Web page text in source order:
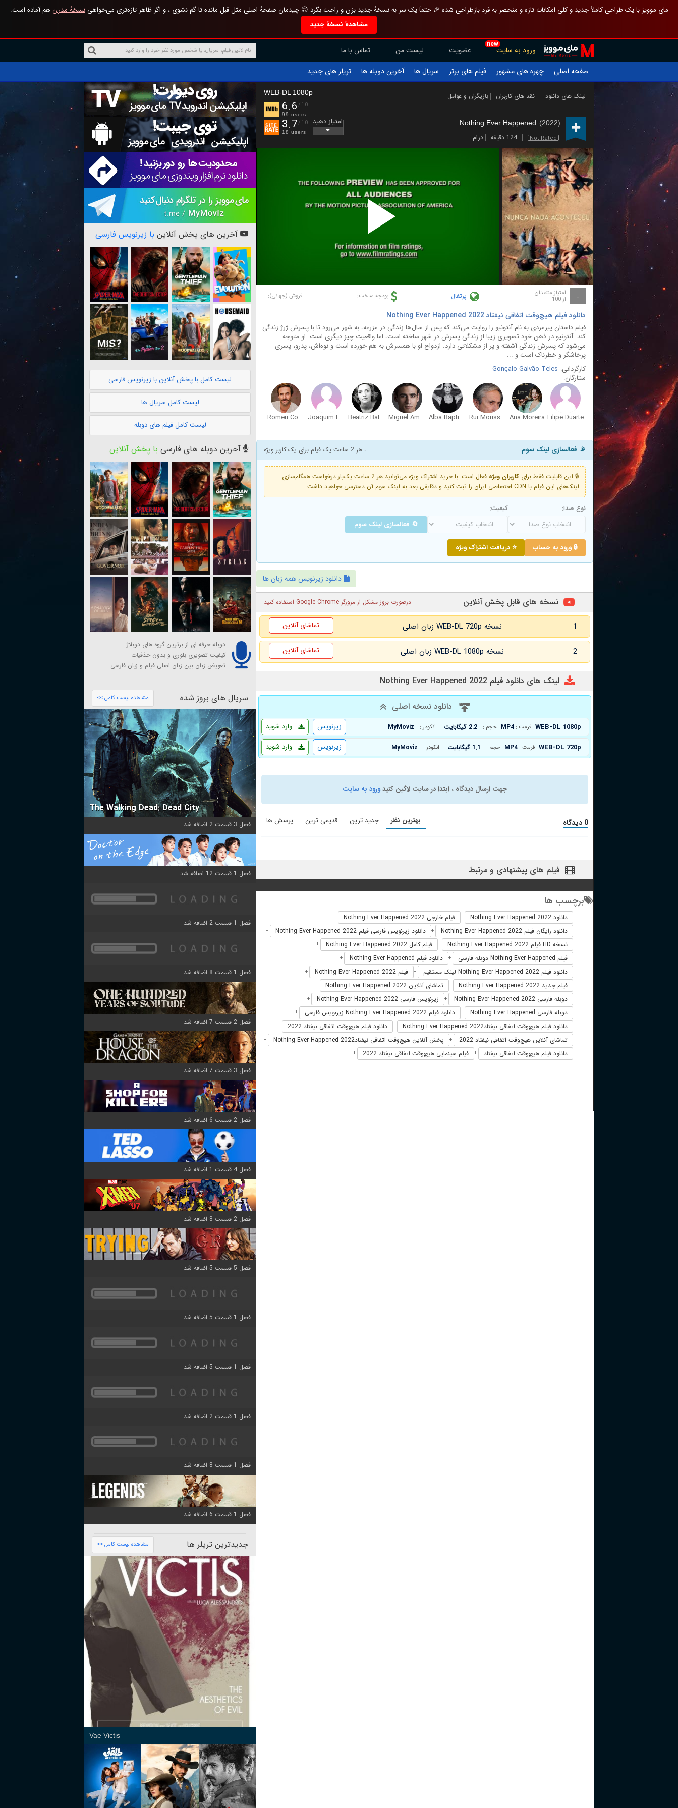
مای موویز با یک طراحی کاملاً جدید و کلی امکانات تازه و منحصر به فرد بازطراحی شده 🎉 حتماً یک سر به نسخهٔ جدید بزن و راحت بگرد 😊 چیدمان صفحهٔ اصلی مثل قبل مانده تا گم نشوی ، و اگر ظاهر تازه‌تری می‌خواهینسخهٔ مدرن هم آماده است.
مشاهدهٔ نسخهٔ جدید
new
ورود به سایت عضویت لیست من
تماس با ما
صفحه اصلی
چهره های مشهور فیلم های برتر سریال ها آخرین دوبله ها تریلر های جدید
لینک های دانلود نقد های کاربران بازیگران و عوامل
Nothing Ever Happened (2022)
Not Rated 124 دقیقه درام
WEB-DL 1080p
6.6 /10
99 users
3.7/10
18 users
امتیاز دهید
Play
Video
- امتیاز منتقدان
از 100 پرتغال بودجه ساخت: - فروش (جهانی): -
دانلود فیلم هیچ‌وقت اتفاقی نیفتاد Nothing Ever Happened 2022
فیلم داستان پیرمردی به نام آنتونیو را روایت می‌کند که پس از سال‌ها زندگی در مزرعه، به شهر می‌رود تا با پسرش ژرژ زندگی
کند. آنتونیو در ذهن خود تصویری زیبا از زندگی پسرش در شهر ساخته است، اما واقعیت چیز دیگری است. او متوجه
می‌شود که پسرش زندگی آشفته و پر از مشکلاتی دارد. ازدواج او با همسرش به هم خورده است و نوه‌اش، پدرو، پسری
پرخاشگر و خطرناک است و ...
کارگردانی: Gonçalo Galvão Teles
ستارگان:
Filipe Duarte
Ana Moreira
Rui Morisson
Alba Baptista
Miguel Amorim
Beatriz Batarda
Joaquim Leitão
Romeu Costa
📡 فعالسازی لینک سوم ، هر 2 ساعت یک فیلم برای یک کاربر ویژه
🔒 این قابلیت فقط برای کاربران ویژه
فعال است. با خرید اشتراک ویژه می‌توانید هر 2 ساعت یک‌بار درخواست همگام‌سازی
لینک‌های این فیلم با CDN اختصاصی ایران را ثبت کنید و دقایقی بعد به لینک سوم آن دسترسی خواهید داشت
نوع صدا: کیفیت:
🔄 فعالسازی لینک سوم
🔒 ورود به حساب ⭐ دریافت اشتراک ویژه
دانلود زیرنویس همه زبان ها
نسخه های قابل پخش آنلاین درصورت بروز مشکل از مرورگر Google Chrome استفاده کنید
1 نسخه WEB-DL 720p زبان اصلی تماشای آنلاین
2 نسخه WEB-DL 1080p زبان اصلی تماشای آنلاین
لینک های دانلود فیلم Nothing Ever Happened 2022
دانلود نسخه اصلی
WEB-DL 1080p فرمت : MP4 حجم : 2.2 گیگابایت انکودر : MyMoviz وارد شوید
زیرنویس
WEB-DL 720p فرمت : MP4 حجم : 1.1 گیگابایت انکودر : MyMoviz وارد شوید زیرنویس
جهت ارسال دیدگاه ، ابتدا در سایت لاگین کنیدورود به سایت
0 دیدگاه بهترین نظر جدید ترین قدیمی ترین پرسش ها
فیلم های پیشنهادی و مرتبط
برچسب ها
دانلود Nothing Ever Happened 2022 + فیلم خارجی Nothing Ever Happened 2022 +
دانلود رایگان فیلم Nothing Ever Happened 2022 + دانلود زیرنویس فارسی فیلم Nothing Ever Happened 2022 +
نسخه HD فیلم Nothing Ever Happened 2022 + فیلم کامل Nothing Ever Happened 2022 +
فیلم Nothing Ever Happened دوبله فارسی + دانلود فیلم Nothing Ever Happened +
دانلود فیلم Nothing Ever Happened 2022 لینک مستقیم + فیلم Nothing Ever Happened 2022 +
فیلم جدید Nothing Ever Happened 2022 + تماشای آنلاین Nothing Ever Happened 2022 +
دوبله فارسی Nothing Ever Happened 2022 + زیرنویس فارسی Nothing Ever Happened 2022 +
دوبله فارسی Nothing Ever Happened + دانلود فیلم Nothing Ever Happened 2022 زیرنویس فارسی +
دانلود فیلم هیچ‌وقت اتفاقی نیفتادNothing Ever Happened 2022 + دانلود فیلم هیچ‌وقت اتفاقی نیفتاد 2022 +
تماشای آنلاین هیچ‌وقت اتفاقی نیفتاد 2022 + پخش آنلاین هیچ‌وقت اتفاقی نیفتادNothing Ever Happened 2022 +
دانلود فیلم هیچ‌وقت اتفاقی نیفتاد + فیلم سینمایی هیچ‌وقت اتفاقی نیفتاد 2022 +
آخرین های پخش آنلاین با زیرنویس فارسی
لیست کامل با پخش آنلاین با زیرنویس فارسی
لیست کامل سریال ها
لیست کامل فیلم های دوبله
آخرین دوبله های فارسی با پخش آنلاین
دوبله حرفه ای از برترین گروه های دوبلاژ
کیفیت تصویری بلوری و بدون حذفیات
تعویض زبان بین زبان اصلی فیلم و زبان فارسی
سریال های بروز شده مشاهده لیست کامل >>
The Walking Dead: Dead City
فصل 3 قسمت 2 اضافه شد
فصل 1 قسمت 12 اضافه شد
فصل 1 قسمت 2 اضافه شد
فصل 1 قسمت 8 اضافه شد
فصل 2 قسمت 7 اضافه شد
فصل 3 قسمت 7 اضافه شد
فصل 2 قسمت 6 اضافه شد
فصل 4 قسمت 1 اضافه شد
فصل 2 قسمت 8 اضافه شد
فصل 5 قسمت 5 اضافه شد
فصل 1 قسمت 5 اضافه شد
فصل 1 قسمت 5 اضافه شد
فصل 1 قسمت 2 اضافه شد
فصل 1 قسمت 8 اضافه شد
فصل 1 قسمت 6 اضافه شد
جدیدترین تریلر ها مشاهده لیست کامل >>
Vae Victis